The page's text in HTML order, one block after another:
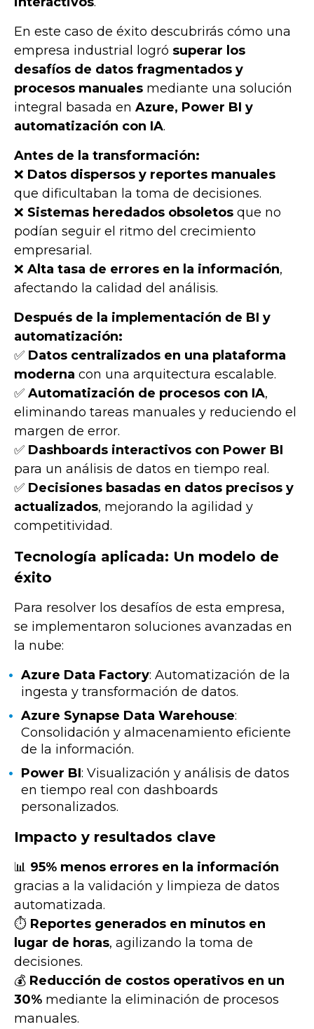
En este caso de éxito descubrirás cómo una
empresa industrial logró superar los
desafíos de datos fragmentados y
procesos manuales mediante una solución
integral basada en Azure, Power BI y
automatización con IA.
Antes de la transformación:
❌ Datos dispersos y reportes manuales
que dificultaban la toma de decisiones.
❌ Sistemas heredados obsoletos que no
podían seguir el ritmo del crecimiento
empresarial.
❌ Alta tasa de errores en la información,
afectando la calidad del análisis.
Después de la implementación de BI y
automatización:
✅ Datos centralizados en una plataforma
moderna con una arquitectura escalable.
✅ Automatización de procesos con IA,
eliminando tareas manuales y reduciendo el
margen de error.
✅ Dashboards interactivos con Power BI
para un análisis de datos en tiempo real.
✅ Decisiones basadas en datos precisos y
actualizados, mejorando la agilidad y
competitividad.
Tecnología aplicada: Un modelo de
éxito
Para resolver los desafíos de esta empresa,
se implementaron soluciones avanzadas en
la nube:
Azure Data Factory: Automatización de la
ingesta y transformación de datos.
Azure Synapse Data Warehouse:
Consolidación y almacenamiento eficiente
de la información.
Power BI: Visualización y análisis de datos
en tiempo real con dashboards
personalizados.
Impacto y resultados clave
📊 95% menos errores en la información
gracias a la validación y limpieza de datos
automatizada.
⏱ Reportes generados en minutos en
lugar de horas, agilizando la toma de
decisiones.
💰 Reducción de costos operativos en un
30% mediante la eliminación de procesos
manuales.